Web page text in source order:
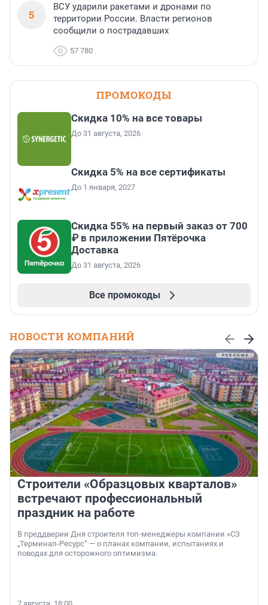
5
ВСУ ударили ракетами и дронами по
территории России. Власти регионов
сообщили о пострадавших
57 780
ПРОМОКОДЫ
Скидка 10% на все товары
До 31 августа, 2026
Скидка 5% на все сертификаты
До 1 января, 2027
Скидка 55% на первый заказ от 700
₽ в приложении Пятёрочка
Доставка
До 31 августа, 2026
Все промокоды
НОВОСТИ КОМПАНИЙ
Строители «Образцовых кварталов»
встречают профессиональный
праздник на работе
В преддверии Дня строителя топ-менеджеры компании «СЗ
„Терминал-Ресурс“ — о планах компании, испытаниях и
поводах для осторожного оптимизма.